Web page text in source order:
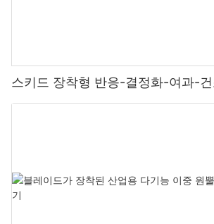
스키드 장착형 반응-결정화-여과-